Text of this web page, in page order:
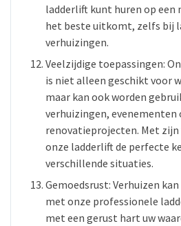
ladderlift kunt huren op een
het beste uitkomt, zelfs bij
verhuizingen.
Veelzijdige toepassingen:
is niet alleen geschikt voor
maar kan ook worden
verhuizingen, evenementen
renovatieprojecten. Met zijn
onze ladderlift de perfecte
verschillende situaties.
Gemoedsrust: Verhuizen
met onze professionele
met een gerust hart uw